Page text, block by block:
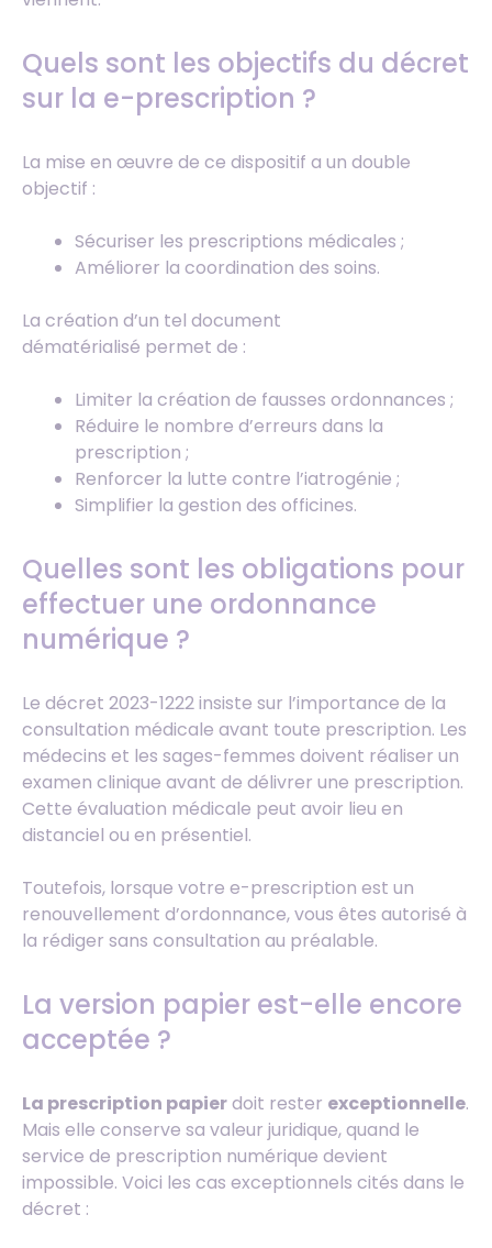
Quels sont les objectifs du décret
sur la e-prescription ?
La mise en œuvre de ce dispositif a un double
objectif :
Sécuriser les prescriptions médicales ;
Améliorer la coordination des soins.
La création d’un tel document
dématérialisé permet de :
Limiter la création de fausses ordonnances ;
Réduire le nombre d’erreurs dans la
prescription ;
Renforcer la lutte contre l’iatrogénie ;
Simplifier la gestion des officines.
Quelles sont les obligations pour
effectuer une ordonnance
numérique ?
Le décret 2023-1222 insiste sur l’importance de la
consultation médicale avant toute prescription. Les
médecins et les sages-femmes doivent réaliser un
examen clinique avant de délivrer une prescription.
Cette évaluation médicale peut avoir lieu en
distanciel ou en présentiel.
Toutefois, lorsque votre e-prescription est un
renouvellement d’ordonnance, vous êtes autorisé à
la rédiger sans consultation au préalable.
La version papier est-elle encore
acceptée ?
La prescription papierdoit rester exceptionnelle.
Mais elle conserve sa valeur juridique, quand le
service de prescription numérique devient
impossible. Voici les cas exceptionnels cités dans le
décret :